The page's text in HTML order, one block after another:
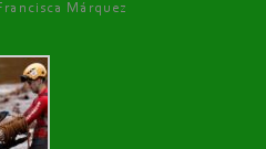
Márquez